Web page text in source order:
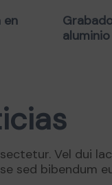
en
aluminio
Vel dui
sed bibendum